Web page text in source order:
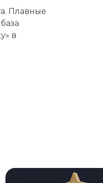
Плавные
в